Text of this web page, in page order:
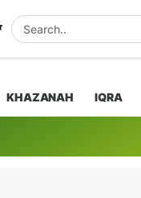
KHAZANAH IQRA